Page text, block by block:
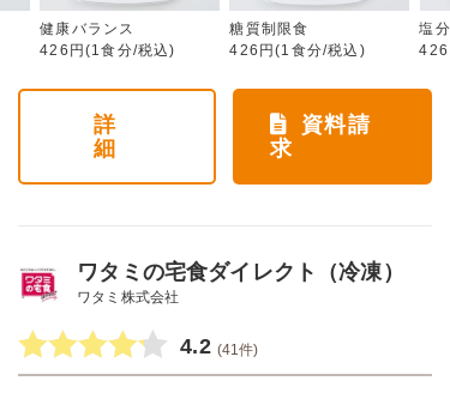
健康バランス
426円(1食分/税込)
糖質制限食
426円(1食分/税込)
塩
詳
細
資料請
求
ワタミの宅食ダイレクト（冷凍）
ワタミ株式会社
4.2 (41件)